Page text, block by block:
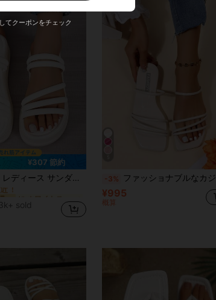
¥307 節約
サンダル ホワイト シンプルデザイン 薄いストラップ多数
ー に ホワイトストラップ ヒール
！
ー
！
ー
！
ー
！
sold
-3% ファッショナブルなカジュアル スリッポン スクエアトゥ フラットサンダル レディース、軽量高品質 ピープトゥ スリッポン ベージュ スリッパ、ホリデー必需品、ホリデー
¥995
概算
てクーポンをチェック